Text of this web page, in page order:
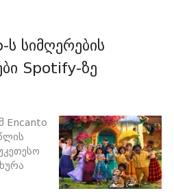
ს სიმღერების
Spotify-ზე
Encanto